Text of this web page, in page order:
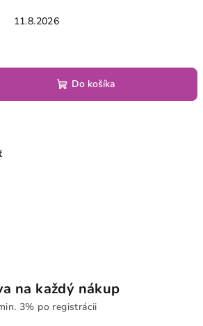
11.8.2026
Do košíka
na každý nákup
3% po registrácii